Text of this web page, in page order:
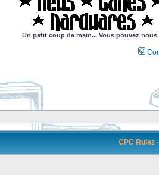
Un petit coup de main... Vous pouvez
CPC Rulez